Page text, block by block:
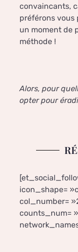
convaincants,
préférons vous
un moment de
méthode !
Alors, pour
opter pour
icon_shape=
col_number=
counts_num=